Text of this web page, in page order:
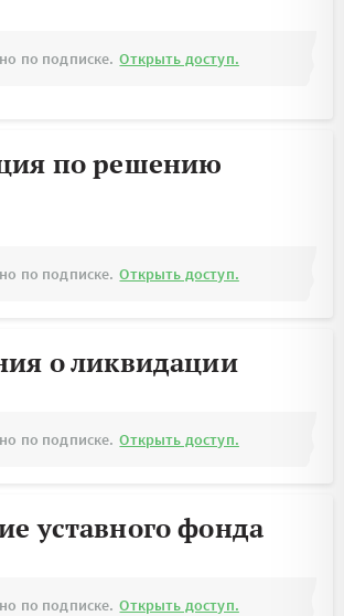
по подписке. Открыть доступ.
по решению
по подписке. Открыть доступ.
о ликвидации
по подписке. Открыть доступ.
уставного фонда
по подписке. Открыть доступ.